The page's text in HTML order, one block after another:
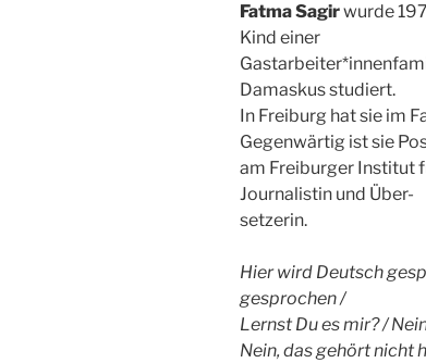
Fatma Sagirwurde
Kind einer
Damaskus studiert.
In Freiburg hat sie im
Gegenwärtig ist sie
am Freiburger Institut
Journalistin und Über-
setzerin.
Hier wird Deutsch
gesprochen /
Lernst Du es mir? /
Nein, das gehört nicht